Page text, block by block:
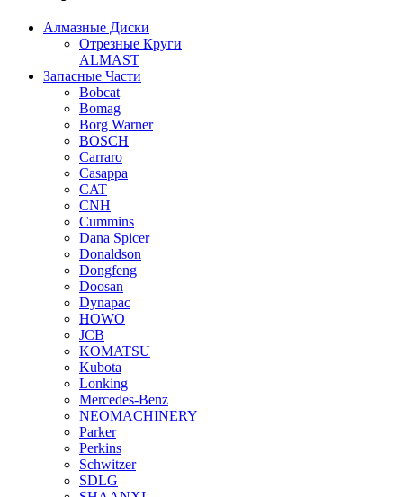
Алмазные Диски
Отрезные Круги
ALMAST
Запасные Части
Bobcat
Bomag
Borg Warner
BOSCH
Carraro
Casappa
CAT
CNH
Cummins
Dana Spicer
Donaldson
Dongfeng
Doosan
Dynapac
HOWO
JCB
KOMATSU
Kubota
Lonking
Mercedes-Benz
NEOMACHINERY
Parker
Perkins
Schwitzer
SDLG